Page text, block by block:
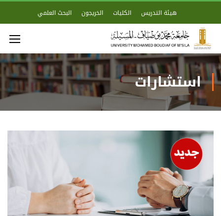
هيئة التدريس الكليات الخريجون البحث العلمي
استشارات